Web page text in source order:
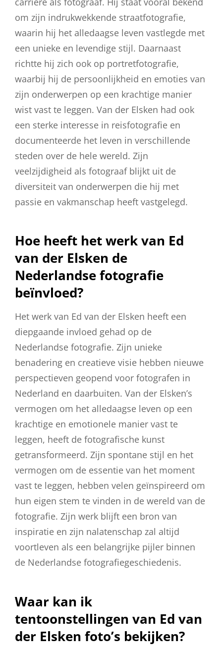
om zijn indrukwekkende straatfotografie,
waarin hij het alledaagse leven vastlegde met
een unieke en levendige stijl. Daarnaast
richtte hij zich ook op portretfotografie,
waarbij hij de persoonlijkheid en emoties van
zijn onderwerpen op een krachtige manier
wist vast te leggen. Van der Elsken had ook
een sterke interesse in reisfotografie en
documenteerde het leven in verschillende
steden over de hele wereld. Zijn
veelzijdigheid als fotograaf blijkt uit de
diversiteit van onderwerpen die hij met
passie en vakmanschap heeft vastgelegd.
Hoe heeft het werk van Ed
van der Elsken de
Nederlandse fotografie
beïnvloed?
Het werk van Ed van der Elsken heeft een
diepgaande invloed gehad op de
Nederlandse fotografie. Zijn unieke
benadering en creatieve visie hebben nieuwe
perspectieven geopend voor fotografen in
Nederland en daarbuiten. Van der Elsken’s
vermogen om het alledaagse leven op een
krachtige en emotionele manier vast te
leggen, heeft de fotografische kunst
getransformeerd. Zijn spontane stijl en het
vermogen om de essentie van het moment
vast te leggen, hebben velen geïnspireerd om
hun eigen stem te vinden in de wereld van de
fotografie. Zijn werk blijft een bron van
inspiratie en zijn nalatenschap zal altijd
voortleven als een belangrijke pijler binnen
de Nederlandse fotografiegeschiedenis.
Waar kan ik
tentoonstellingen van Ed van
der Elsken foto’s bekijken?